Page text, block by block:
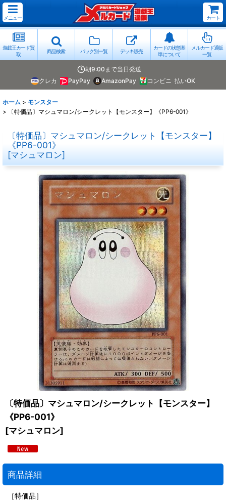
メニュー カート
遊戯王カード買
取
商品検索 パック別一覧 デッキ販売
カードの状態基
準について
メルカード通販
一覧
朝9:00まで当日発送
クレカ
PayPay AmazonPay コンビニ 払いOK
ホーム > モンスター
>
〔特価品〕マシュマロン/シークレット【モンスター】《PP6-001》
〔特価品〕マシュマロン/シークレット【モンスター】
《PP6-001》
[マシュマロン]
〔特価品〕マシュマロン/シークレット【モンスター】
《PP6-001》
[マシュマロン]
商品詳細
［特価品］